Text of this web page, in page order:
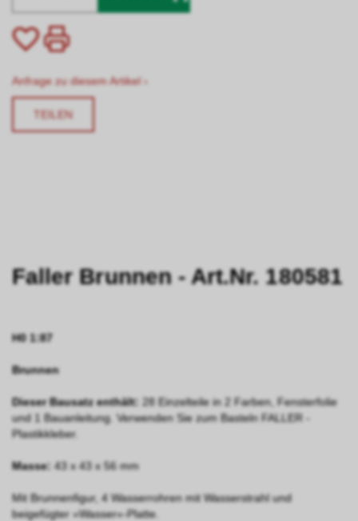
Anfrage zu diesem Artikel ›
TEILEN
Faller Brunnen - Art.Nr. 180581
H0 1:87
Brunnen
Dieser Bausatz enthält: 28 Einzelteile in 2 Farben, Fensterfolie
und 1 Bauanleitung. Verwenden Sie zum Basteln FALLER -
Plastikkleber.
Masse: 43 x 43 x 56 mm
Mit Brunnenfigur, 4 Wasserrohren mit Wasserstrahl und
beigefügter »Wasser«-Platte.